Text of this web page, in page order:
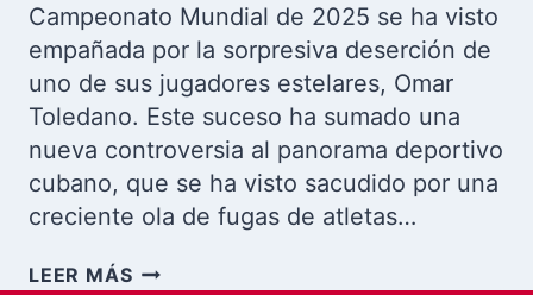
Campeonato Mundial de 2025 se ha visto
empañada por la sorpresiva deserción de
uno de sus jugadores estelares, Omar
Toledano. Este suceso ha sumado una
nueva controversia al panorama deportivo
cubano, que se ha visto sacudido por una
creciente ola de fugas de atletas…
LEER MÁSOMAR